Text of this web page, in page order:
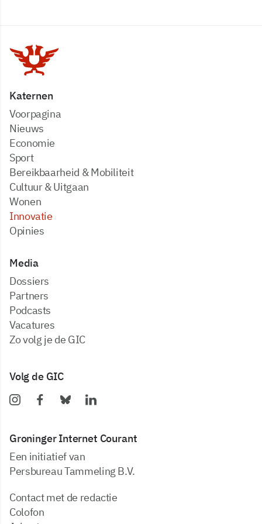
Katernen
Voorpagina
Nieuws
Economie
Sport
Bereikbaarheid & Mobiliteit
Cultuur & Uitgaan
Wonen
Innovatie
Opinies
Media
dossiers
partners
podcasts
vacatures
zo volg je de GIC
Volg de GIC
Groninger Internet Courant
Een initiatief van
Persbureau Tammeling B.V.
Contact met de redactie
Colofon